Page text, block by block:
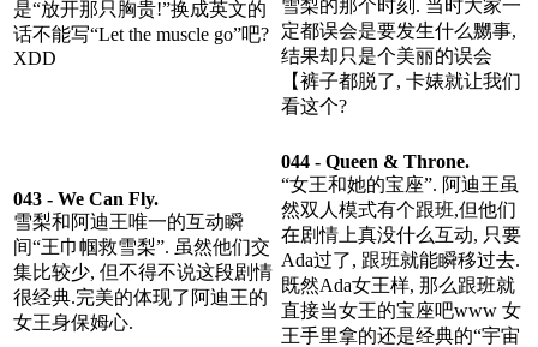
是“放开那只胸贵!”换成英文的
话不能写“Let the muscle go”吧?
XDD
雪梨的那个时刻. 当时大家一
定都误会是要发生什么嬲事,
结果却只是个美丽的误会
【裤子都脱了, 卡婊就让我们
看这个?
043 - We Can Fly.
雪梨和阿迪王唯一的互动瞬
间“王巾帼救雪梨”. 虽然他们交
集比较少, 但不得不说这段剧情
很经典.完美的体现了阿迪王的
女王身保姆心.
044 - Queen & Throne.
“女王和她的宝座”. 阿迪王虽
然双人模式有个跟班,但他们
在剧情上真没什么互动, 只要
Ada过了, 跟班就能瞬移过去.
既然Ada女王样, 那么跟班就
直接当女王的宝座吧www 女
王手里拿的还是经典的“宇宙